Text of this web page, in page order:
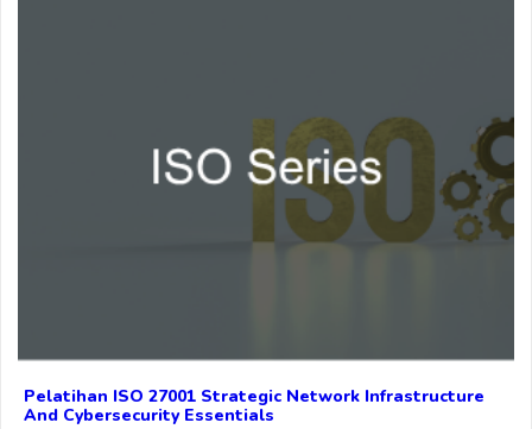
Pelatihan ISO 27001 Strategic Network Infrastructure
And Cybersecurity Essentials